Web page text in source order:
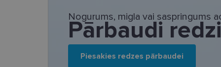
Nogurums, migla vai saspringums
Pārbaudi redzi
Piesakies redzes pārbaudei
Šīs sīkdatnes
sīkdatnes identificē
tīmekļa vietne
pakalpojumus. Šīs
gadus. Šīs noteikti